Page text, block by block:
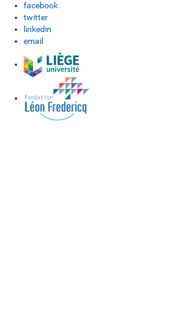
facebook
twitter
linkedin
email